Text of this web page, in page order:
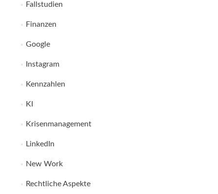
Fallstudien
Finanzen
Google
Instagram
Kennzahlen
KI
Krisenmanagement
LinkedIn
New Work
Rechtliche Aspekte